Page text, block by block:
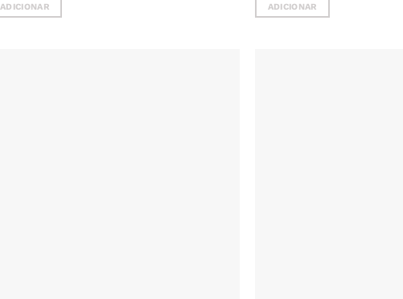
ADICIONAR ADICIONAR